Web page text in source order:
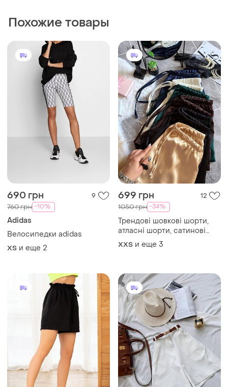
Похожие товары
690 грн 9
760 грн -10%
Adidas
Велосипедки adidas
ХS и еще 2
699 грн 12
1050 грн -34%
Трендові шовкові шорти,
атласні шорти, сатинові
шорти, легкі літні шорти,
короткі жіночі шорти на
XХS и еще 3